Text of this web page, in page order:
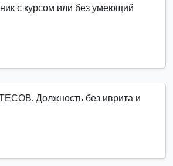
с курсом или без умеющий
Должность без иврита и